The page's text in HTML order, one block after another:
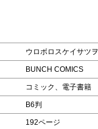
ウロボロスケイサツ
BUNCH COMICS
コミック、電子書籍
B6判
192ページ